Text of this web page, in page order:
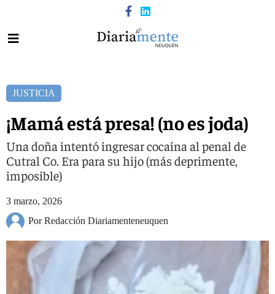
JUSTICIA
¡Mamá está presa! (no es joda)
Una doña intentó ingresar cocaína al penal de
Cutral Co. Era para su hijo (más deprimente,
imposible)
3 marzo, 2026
Por Redacción Diariamenteneuquen